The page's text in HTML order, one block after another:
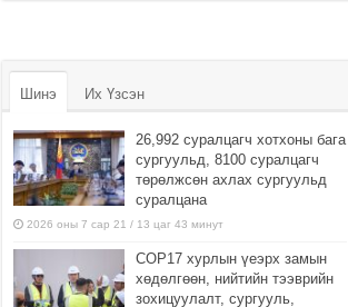
Шинэ Их Үзсэн
26,992 суралцагч хотхоны бага
сургуульд, 8100 суралцагч
төрөлжсөн ахлах сургуульд
суралцана
2026 оны 7 сар 21 / 13 цаг 43 минут
COP17 хурлын үеэрх замын
хөдөлгөөн, нийтийн тээврийн
зохицуулалт, сургууль,